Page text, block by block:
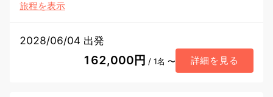
旅程を表示
2028/06/04 出発
162,000円 / 1名 〜 詳細を見る